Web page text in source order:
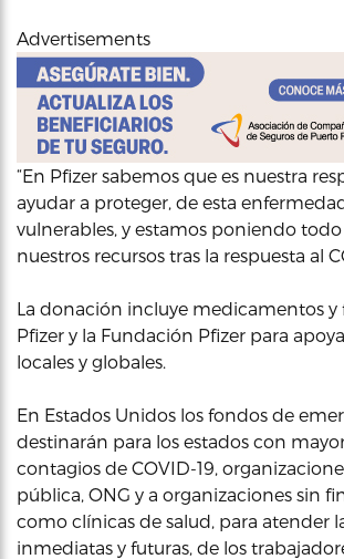
Advertisements
“En Pfizer sabemos que es nuestra
ayudar a proteger, de esta
vulnerables, y estamos poniendo
nuestros recursos tras la respuesta al
La donación incluye medicamentos y
Pfizer y la Fundación Pfizer para
locales y globales.
En Estados Unidos los fondos de
destinarán para los estados con
contagios de COVID-19,
pública, ONG y a organizaciones sin
como clínicas de salud, para atender
inmediatas y futuras, de los